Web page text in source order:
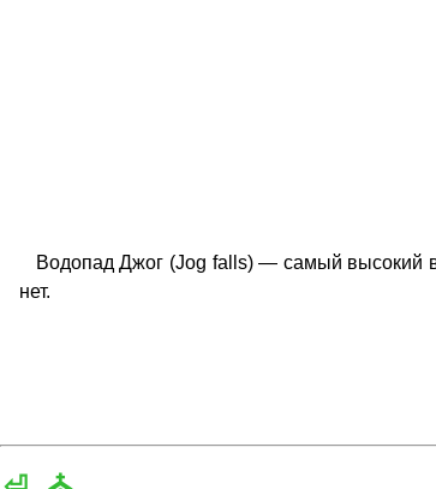
Водопад Джог (Jog falls) — самый высокий
нет.